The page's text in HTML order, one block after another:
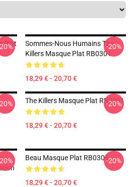
Plat
Sommes-Nous Humains The
Killers Masque Plat RB0301
18,29 € - 20,70 €
-20%
The Killers Masque Plat RB0301
18,29 € - 20,70 €
-20%
Beau Masque Plat RB0301
18,29 € - 20,70 €
-20%